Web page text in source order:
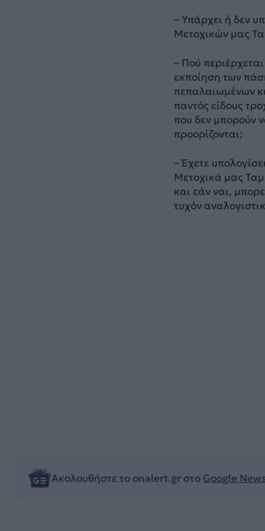
– Υπάρχει ή δεν
Μετοχικών μας
– Πού
εκποίηση των
πεπαλαιωμένων
παντός είδους
που δεν μπορούν
προορίζονται;
– Έχετε
Μετοχικά μας
και εάν ναι,
τυχόν
Ακολουθήστε το onalert.gr στο Google